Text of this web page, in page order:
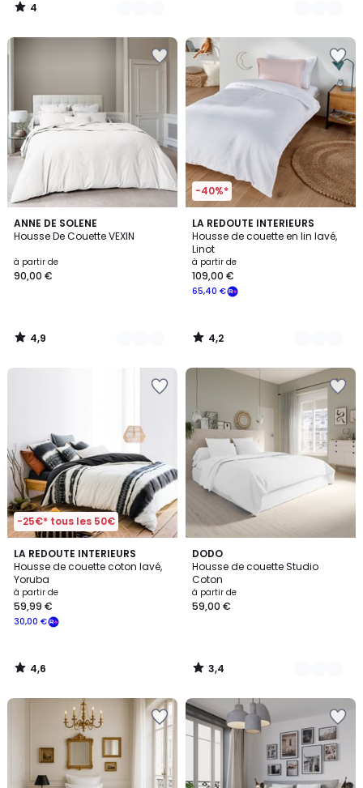
4
/
ANNE DE SOLENE
Housse De Couette VEXIN
à partir de
90,00 €
4,9
/ 5
20
Couleurs
4,9
/
-40%*
LA REDOUTE INTERIEURS
Housse de couette en lin lavé,
Linot
à partir de
65,40 €
109,00 €
4,2
/ 5
21
Couleurs
4,2
/
-25€* tous les 50€
LA REDOUTE INTERIEURS
Housse de couette coton lavé,
Yoruba
à partir de
30,00 €
59,99 €
4,6
/ 5
4,6
/
DODO
Housse de couette Studio
Coton
à partir de
59,00 €
3,4
/ 5
13
Couleurs
3,4
/